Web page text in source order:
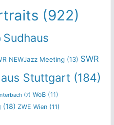
(922)
Sudhaus
NEWJazz Meeting (13) SWR
Stuttgart(184)
(7) WoB(11)
(18) ZWE Wien(11)